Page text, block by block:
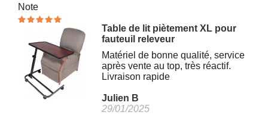
Note
Table de lit piètement XL pour
fauteuil releveur
Matériel de bonne qualité, service
après vente au top, très réactif.
Livraison rapide
Julien B
29/01/2025